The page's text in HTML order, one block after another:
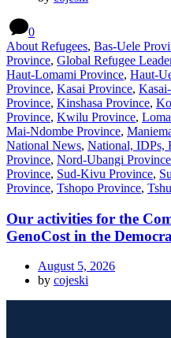
0
About Refugees, Bas-Uele
Province, Global Refugee
Haut-Lomami Province, Haut-
Province, Kasai Province,
Province, Kinshasa Province,
Province, Kwilu Province,
Mai-Ndombe Province,
National News, National, IDPs,
Province, Nord-Ubangi Province
Province, Sud-Kivu Province,
Province, Tshopo Province,
Our activities for the
GenoCost in the
August 5, 2026
by cojeski